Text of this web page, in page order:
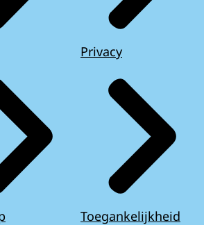
Privacy
Toegankelijkheid